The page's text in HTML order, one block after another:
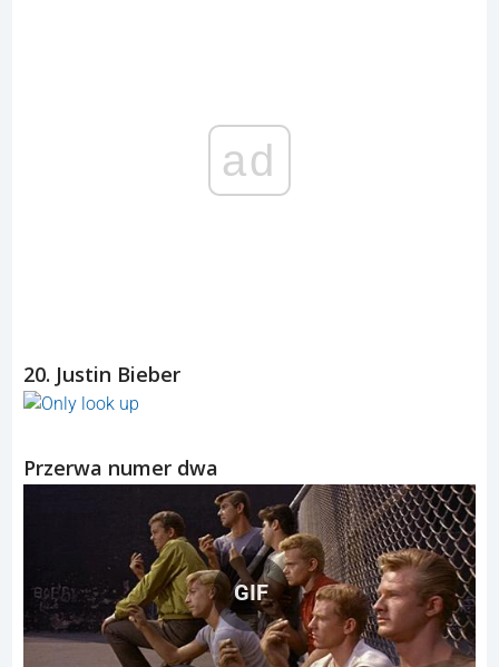
ad
20. Justin Bieber
Przerwa numer dwa
GIF